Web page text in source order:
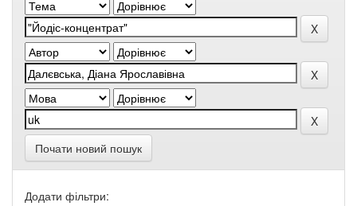
Почати новий пошук
Додати фільтри: